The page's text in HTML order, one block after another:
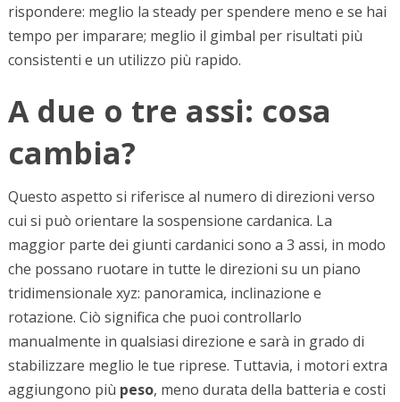
rispondere: meglio la steady per spendere meno e se hai
tempo per imparare; meglio il gimbal per risultati più
consistenti e un utilizzo più rapido.
A due o tre assi: cosa
cambia?
Questo aspetto si riferisce al numero di direzioni verso
cui si può orientare la sospensione cardanica. La
maggior parte dei giunti cardanici sono a 3 assi, in modo
che possano ruotare in tutte le direzioni su un piano
tridimensionale xyz: panoramica, inclinazione e
rotazione. Ciò significa che puoi controllarlo
manualmente in qualsiasi direzione e sarà in grado di
stabilizzare meglio le tue riprese. Tuttavia, i motori extra
aggiungono più peso, meno durata della batteria e costi